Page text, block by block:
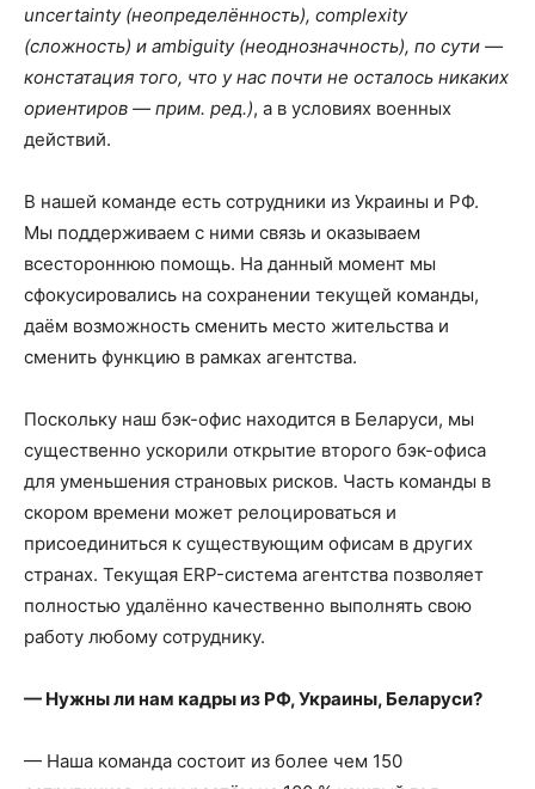
uncertainty (неопределённость), complexity
(сложность) и ambiguity (неоднозначность), по сути —
констатация того, что у нас почти не осталось никаких
ориентиров — прим. ред.), а в условиях военных
действий.
В нашей команде есть сотрудники из Украины и РФ.
Мы поддерживаем с ними связь и оказываем
всестороннюю помощь. На данный момент мы
сфокусировались на сохранении текущей команды,
даём возможность сменить место жительства и
сменить функцию в рамках агентства.
Поскольку наш бэк-офис находится в Беларуси, мы
существенно ускорили открытие второго бэк-офиса
для уменьшения страновых рисков. Часть команды в
скором времени может релоцироваться и
присоединиться к существующим офисам в других
странах. Текущая ERP-система агентства позволяет
полностью удалённо качественно выполнять свою
работу любому сотруднику.
— Нужны ли нам кадры из РФ, Украины, Беларуси?
— Наша команда состоит из более чем 150